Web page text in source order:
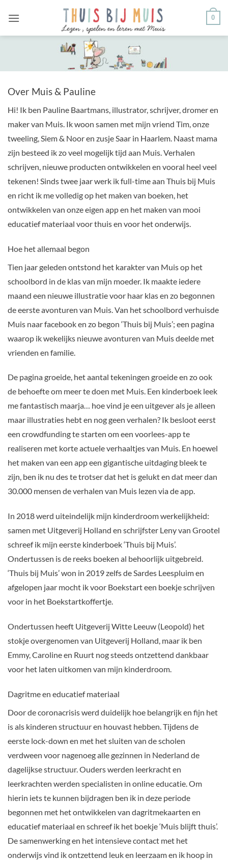
naar
0
Over Muis & Pauline
Hi! Ik ben Pauline Baartmans, illustrator, schrijver, dromer en
maker van Muis. Ik woon samen met mijn vriend Tim, onze
tweeling, Siem & Noor en zusje Saar in Haarlem. Naast mama
zijn besteed ik zo veel mogelijk tijd aan Muis. Verhalen
schrijven, nieuwe producten ontwikkelen en vooral heel veel
tekenen! Sinds twee jaar werk ik full-time aan Thuis bij Muis
en richt ik me volledig op het maken van boeken, het
ontwikkelen van onze eigen app en het maken van mooi
educatief materiaal voor thuis en voor het onderwijs.
Hoe het allemaal begon
Tien jaar geleden ontstond het karakter van Muis op het
schoolbord in de klas van mijn moeder. Ik maakte iedere
maand een nieuwe illustratie voor haar klas en zo begonnen
de eerste avonturen van Muis. Van het schoolbord verhuisde
Muis naar facebook en zo begon ‘Thuis bij Muis’; een pagina
waarop ik wekelijks nieuwe avonturen van Muis deelde met
vrienden en familie.
De pagina groeide, het aantal tekeningen groeide en zo ook
de behoefte om meer te doen met Muis. Een kinderboek leek
me fantastisch maarja… hoe vind je een uitgever als je alleen
maar illustraties hebt en nog geen verhalen? Ik besloot eerst
een crowdfunding te starten om een voorlees-app te
realiseren met korte actuele verhaaltjes van Muis. En hoewel
het maken van een app een gigantische uitdaging bleek te
zijn, ben ik nu des te trotser dat het is gelukt en dat meer dan
30.000 mensen de verhalen van Muis lezen via de app.
In 2018 werd uiteindelijk mijn kinderdroom werkelijkheid:
samen met Uitgeverij Holland en schrijfster Leny van Grootel
schreef ik mijn eerste kinderboek ‘Thuis bij Muis’.
Ondertussen is de reeks boeken al behoorlijk uitgebreid.
‘Thuis bij Muis’ won in 2019 zelfs de Sardes Leespluim en
afgelopen jaar mocht ik voor Boekstart een boekje schrijven
voor in het Boekstartkoffertje.
Ondertussen heeft Uitgeverij Witte Leeuw (Leopold) het
stokje overgenomen van Uitgeverij Holland, maar ik ben
Emmy, Caroline en Ruurt nog steeds ontzettend dankbaar
voor het laten uitkomen van mijn kinderdroom.
Dagritme en educatief materiaal
Door de coronacrisis werd duidelijk hoe belangrijk en fijn het
is als kinderen structuur en houvast hebben. Tijdens de
eerste lock-down en met het sluiten van de scholen
verdween voor nagenoeg alle gezinnen in Nederland de
dagelijkse structuur. Ouders werden leerkracht en
leerkrachten werden specialisten in online educatie. Om
hierin iets te kunnen bijdragen ben ik in deze periode
begonnen met het ontwikkelen van dagritmekaarten en
educatief materiaal en schreef ik het boekje ‘Muis blijft thuis’.
De samenwerking en het intensieve contact met het
onderwijs vind ik ontzettend leuk en leerzaam en ik hoop in